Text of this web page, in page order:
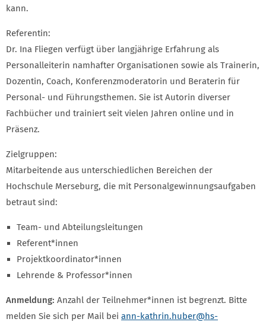
kann.
Referentin:
Dr. Ina Fliegen verfügt über langjährige Erfahrung als
Personalleiterin namhafter Organisationen sowie als Trainerin,
Dozentin, Coach, Konferenzmoderatorin und Beraterin für
Personal- und Führungsthemen. Sie ist Autorin diverser
Fachbücher und trainiert seit vielen Jahren online und in
Präsenz.
Zielgruppen:
Mitarbeitende aus unterschiedlichen Bereichen der
Hochschule Merseburg, die mit Personalgewinnungsaufgaben
betraut sind:
Team- und Abteilungsleitungen
Referent*innen
Projektkoordinator*innen
Lehrende & Professor*innen
Anmeldung: Anzahl der Teilnehmer*innen ist begrenzt. Bitte
melden Sie sich per Mail bei ann-kathrin.huber@hs-